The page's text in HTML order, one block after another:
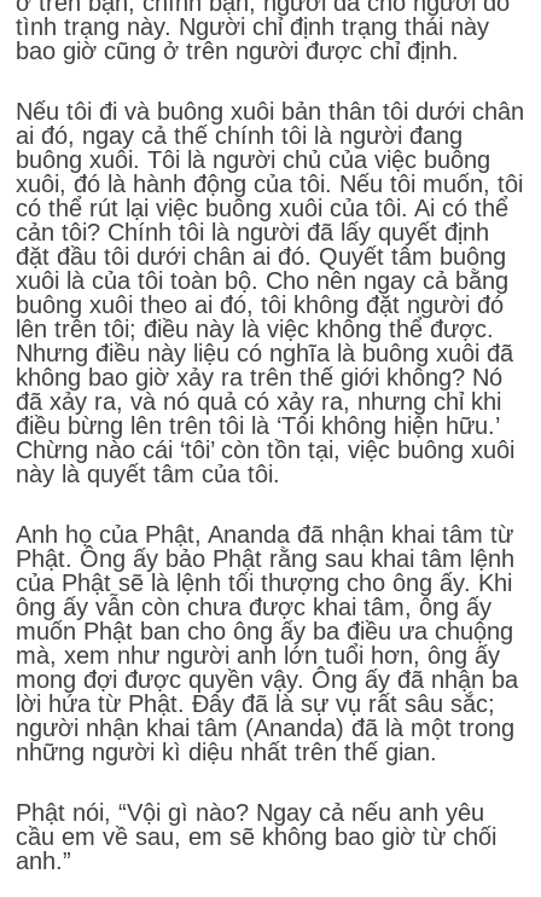
tình trạng này. Người chỉ định trạng thái này
bao giờ cũng ở trên người được chỉ định.
Nếu tôi đi và buông xuôi bản thân tôi dưới chân
ai đó, ngay cả thế chính tôi là người đang
buông xuôi. Tôi là người chủ của việc buông
xuôi, đó là hành động của tôi. Nếu tôi muốn, tôi
có thể rút lại việc buông xuôi của tôi. Ai có thể
cản tôi? Chính tôi là người đã lấy quyết định
đặt đầu tôi dưới chân ai đó. Quyết tâm buông
xuôi là của tôi toàn bộ. Cho nên ngay cả bằng
buông xuôi theo ai đó, tôi không đặt người đó
lên trên tôi; điều này là việc không thể được.
Nhưng điều này liệu có nghĩa là buông xuôi đã
không bao giờ xảy ra trên thế giới không? Nó
đã xảy ra, và nó quả có xảy ra, nhưng chỉ khi
điều bừng lên trên tôi là ‘Tôi không hiện hữu.’
Chừng nào cái ‘tôi’ còn tồn tại, việc buông xuôi
này là quyết tâm của tôi.
Anh họ của Phật, Ananda đã nhận khai tâm từ
Phật. Ông ấy bảo Phật rằng sau khai tâm lệnh
của Phật sẽ là lệnh tối thượng cho ông ấy. Khi
ông ấy vẫn còn chưa được khai tâm, ông ấy
muốn Phật ban cho ông ấy ba điều ưa chuộng
mà, xem như người anh lớn tuổi hơn, ông ấy
mong đợi được quyền vậy. Ông ấy đã nhận ba
lời hứa từ Phật. Đây đã là sự vụ rất sâu sắc;
người nhận khai tâm (Ananda) đã là một trong
những người kì diệu nhất trên thế gian.
Phật nói, “Vội gì nào? Ngay cả nếu anh yêu
cầu em về sau, em sẽ không bao giờ từ chối
anh.”